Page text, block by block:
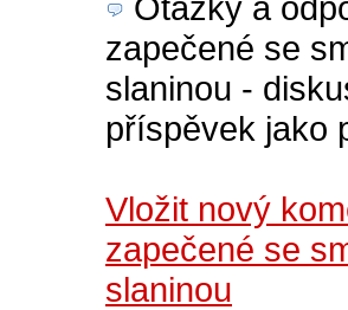
zapečené se
slaninou -
příspěvek jako
Vložit nový
zapečené se
slaninou